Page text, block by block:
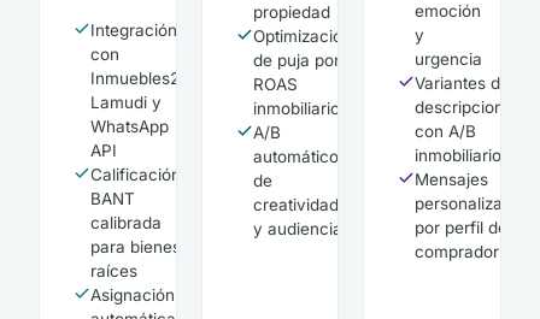
Integración
con
Inmuebles24,
Lamudi y
WhatsApp
API
Calificación
BANT
calibrada
para bienes
raíces
Asignación
propiedad
Optimización
de puja por
ROAS
inmobiliario
A/B
automático
de
creatividades
y audiencias
emoción
y
urgencia
Variantes de
descripciones
con A/B
inmobiliario
Mensajes
personalizados
por perfil de
comprador